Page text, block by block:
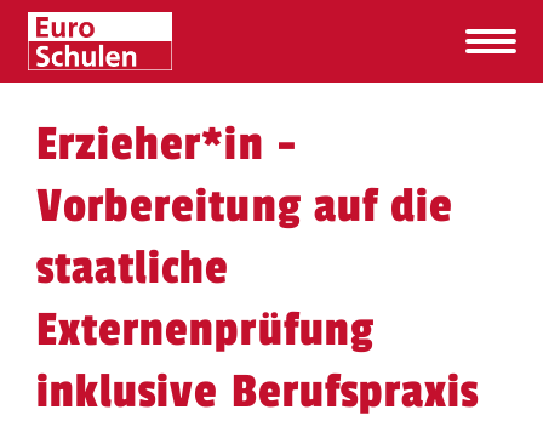
Erzieher​*in -
Vorbereitung auf die
staatliche
Externenprüfung
inklusive Berufspraxis